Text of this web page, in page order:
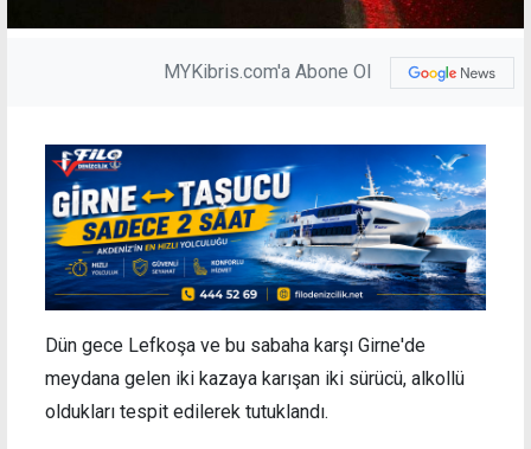
MYKibris.com'a Abone Ol
Dün gece Lefkoşa ve bu sabaha karşı Girne'de
meydana gelen iki kazaya karışan iki sürücü, alkollü
oldukları tespit edilerek tutuklandı.